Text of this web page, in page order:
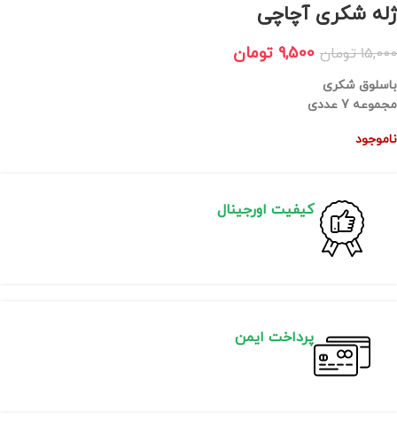
ژله شکری آچاچی
15,000 تومان 9,500 تومان
باسلوق شکری
مجموعه 7 عددی
ناموجود
کیفیت اورجینال
پرداخت ایمن